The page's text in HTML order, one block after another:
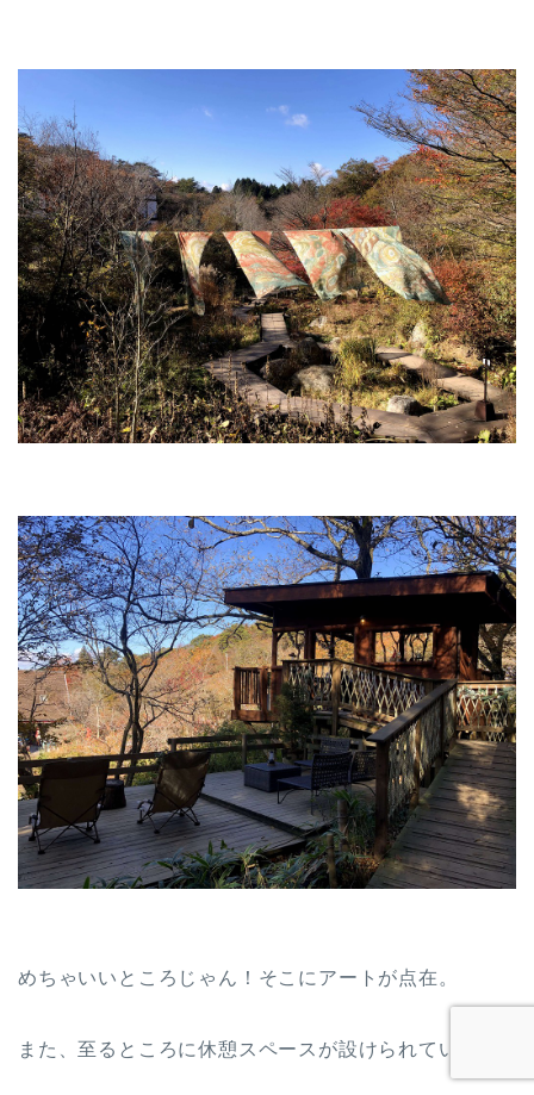
めちゃいいところじゃん！そこにアートが点在。
また、至るところに休憩スペースが設けられている。